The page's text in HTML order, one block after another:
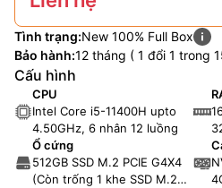
Tình trạng:New 100% Full Box
Bảo hành:12 tháng ( 1 đổi 1 trong
Cấu hình
CPU
Intel Core i5-11400H upto
4.50GHz, 6 nhân 12 luồng
Ổ cứng
512GB SSD M.2 PCIE G4X4
(Còn trống 1 khe SSD M.2